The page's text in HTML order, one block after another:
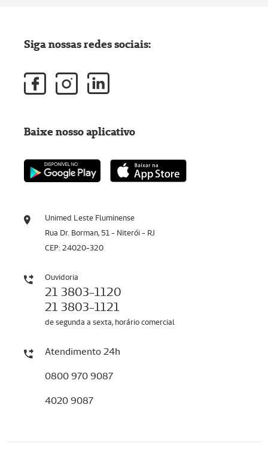
Unimed Leste Fluminense
Rua Dr. Borman, 51 - Niterói - RJ
CEP: 24020-320
Ouvidoria
21 3803-1120
21 3803-1121
de segunda a sexta, horário comercial
Atendimento 24h
0800 970 9087
4020 9087
Siga nossas redes sociais:
Baixe nosso aplicativo